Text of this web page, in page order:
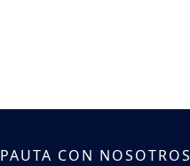
PAUTA CON NOSOTROS